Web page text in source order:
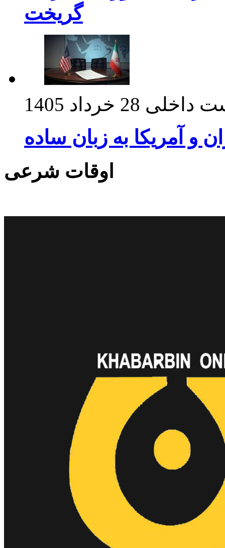
گریخت
داخلی 28 خرداد 1405
و آمریکا به زبان ساده
اوقات شرعی